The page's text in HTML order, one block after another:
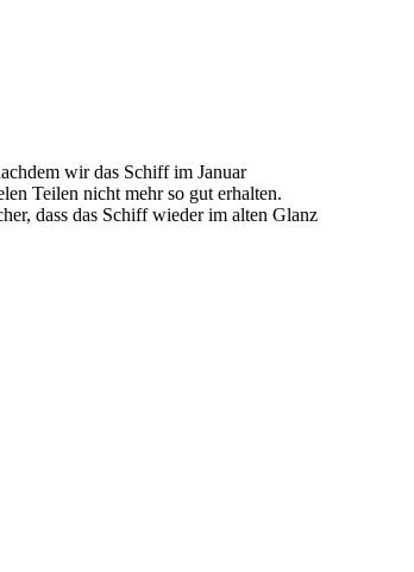
wir das Schiff im Januar
Teilen nicht mehr so gut erhalten.
dass das Schiff wieder im alten Glanz